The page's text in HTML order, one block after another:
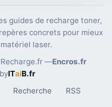
guides de recharge toner,
concrets pour mieux
laser.
—Encros.fr
ITaiB.fr
Recherche RSS